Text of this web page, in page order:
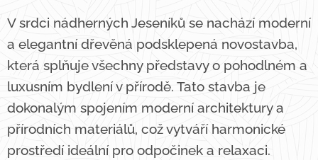
V srdci nádherných Jeseníků se nachází moderní
a elegantní dřevěná podsklepená novostavba,
která splňuje všechny představy o pohodlném a
luxusním bydlení v přírodě. Tato stavba je
dokonalým spojením moderní architektury a
přírodních materiálů, což vytváří harmonické
prostředí ideální pro odpočinek a relaxaci.